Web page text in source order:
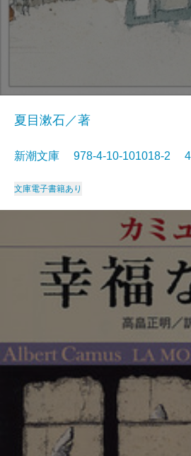
夏目漱石／著
新潮文庫 978-4-10-101018-2
文庫電子書籍あり